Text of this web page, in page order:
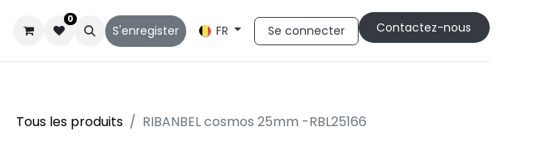
Qui sommes-nous
0
S'enregister FR Se connecter Cont​​actez-nous
Tous les produits RIBANBEL cosmos 25mm -RBL25166